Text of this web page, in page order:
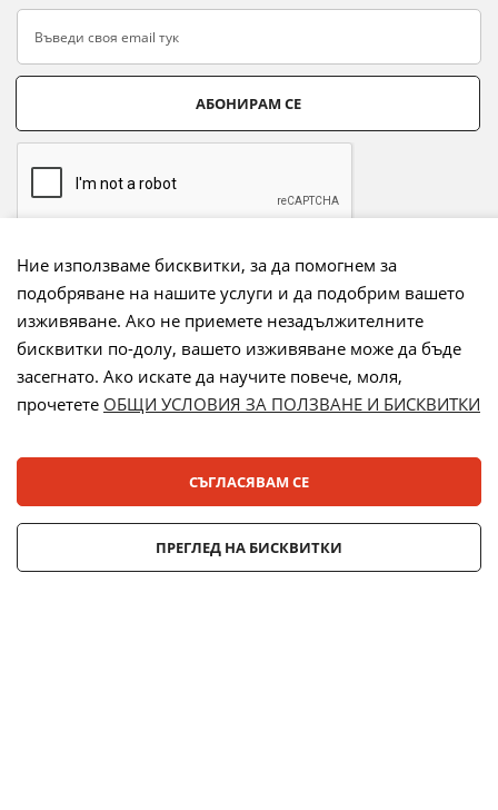
АБОНИРАМ СЕ
Начини на плащане:
Лизинг:
Ние използваме бисквитки, за да помогнем за
подобряване на нашите услуги и да подобрим вашето
изживяване. Ако не приемете незадължителните
бисквитки по-долу, вашето изживяване може да бъде
засегнато. Ако искате да научите повече, моля,
прочетете ОБЩИ УСЛОВИЯ ЗА ПОЛЗВАНЕ И БИСКВИТКИ
СЪГЛАСЯВАМ СЕ
ПРЕГЛЕД НА БИСКВИТКИ